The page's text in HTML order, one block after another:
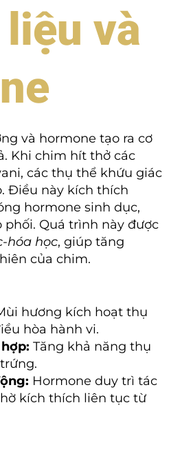
và
và hormone tạo ra cơ
Khi chim hít thở các
các thụ thể khứu giác
Điều này kích thích
hormone sinh dục,
Quá trình này được
hóa học, giúp tăng
của chim.
hương kích hoạt thụ
hòa hành vi.
Tăng khả năng thụ
Hormone duy trì tác
kích thích liên tục từ